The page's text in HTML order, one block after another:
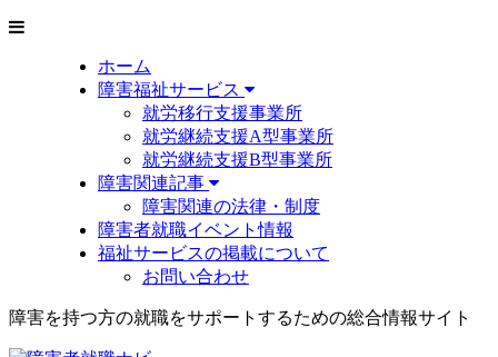
ホーム
障害福祉サービス
就労移行支援事業所
就労継続支援A型事業所
就労継続支援B型事業所
障害関連記事
障害関連の法律・制度
障害者就職イベント情報
福祉サービスの掲載について
お問い合わせ
障害を持つ方の就職をサポートするための総合情報サイト